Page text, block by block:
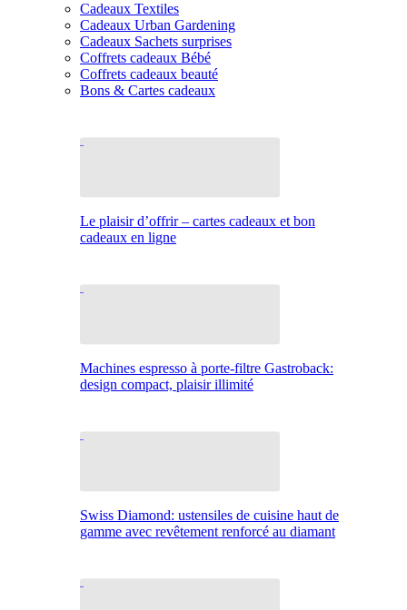
Cadeaux Textiles
Cadeaux Urban Gardening
Cadeaux Sachets surprises
Coffrets cadeaux Bébé
Coffrets cadeaux beauté
Bons & Cartes cadeaux
Le plaisir d’offrir – cartes cadeaux et bon
cadeaux en ligne
Machines espresso à porte-filtre Gastroback:
design compact, plaisir illimité
Swiss Diamond: ustensiles de cuisine haut de
gamme avec revêtement renforcé au diamant